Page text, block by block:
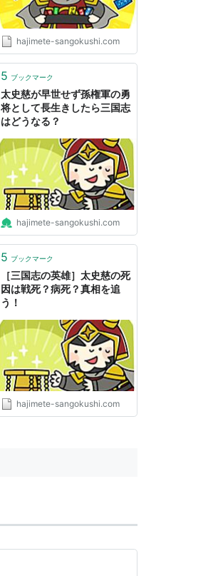
hajimete-sangokushi.com
5 ブックマーク
太史慈が早世せず孫権軍の勇
将として長生きしたら三国志
はどうなる？
hajimete-sangokushi.com
5 ブックマーク
［三国志の英雄］太史慈の死
因は戦死？病死？真相を追
う！
hajimete-sangokushi.com